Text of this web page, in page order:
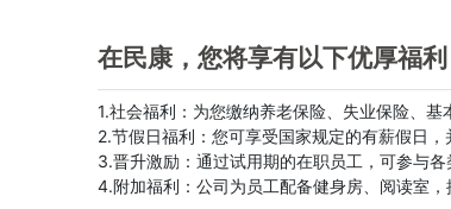
在民康，您将享有以下优厚福利
1.社会福利：为您缴纳养老保险、失业保险、
2.节假日福利：您可享受国家规定的有薪假日，
3.晋升激励：通过试用期的在职员工，可参与
4.附加福利：公司为员工配备健身房、阅读室